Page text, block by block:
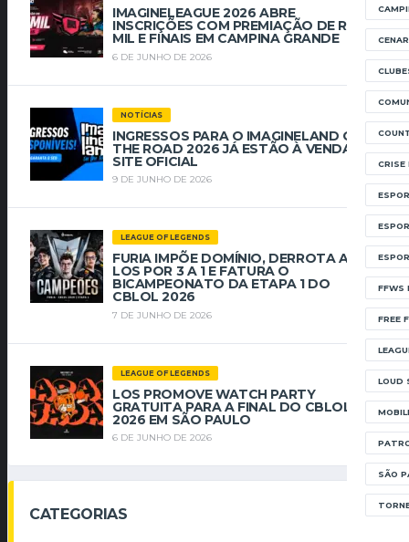
CRISE
FFWS
FREE
LOUD
SÃO
IMAGINELEAGUE 2026 ABRE
INSCRIÇÕES COM PREMIAÇÃO DE R$ 112
MIL E FINAIS EM CAMPINA GRANDE
6 DE JUNHO DE 2026
NOTÍCIAS
INGRESSOS PARA O IMAGINELAND ON
THE ROAD 2026 JÁ ESTÃO À VENDA NO
SITE OFICIAL
9 DE JUNHO DE 2026
LEAGUE OF LEGENDS
FURIA IMPÕE DOMÍNIO, DERROTA A
LOS POR 3 A 1 E FATURA O
BICAMPEONATO DA ETAPA 1 DO
CBLOL 2026
7 DE JUNHO DE 2026
LEAGUE OF LEGENDS
LOS PROMOVE WATCH PARTY
GRATUITA PARA A FINAL DO CBLOL
2026 EM SÃO PAULO
6 DE JUNHO DE 2026
CATEGORIAS